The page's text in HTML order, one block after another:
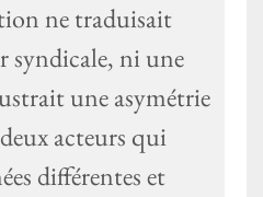
ne traduisait
syndicale, ni une
une asymétrie
acteurs qui
différentes et